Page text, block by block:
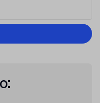
l'informativa sulla privacy